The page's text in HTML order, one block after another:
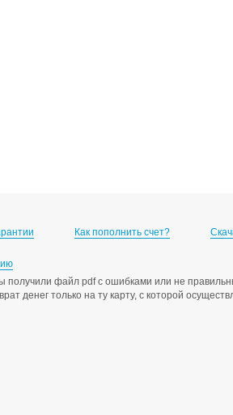
Как пополнить счет?
получили файл pdf с ошибками или не
денег только на ту карту, с которой